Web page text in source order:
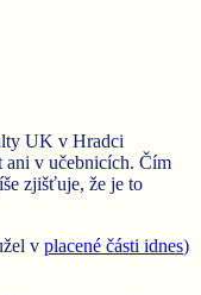
UK v Hradci
ani v učebnicích. Čím
zjišťuje, že je to
v placené části idnes)